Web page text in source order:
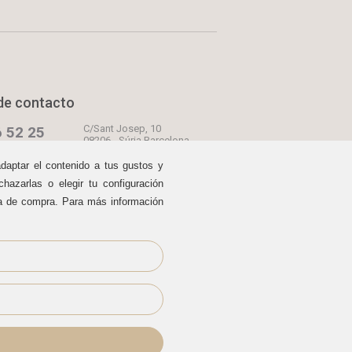
contacto
52 25
y 17:00 a 20:00
C/Sant Josep, 10
08206 - Súria Barcelona
C/Urgell, 27
08241 - Manresa Barcelona
C/Born, 13
08241 - Manresa Barcelona
el contenido a tus gustos y
o elegir tu configuración
de compra. Para más información